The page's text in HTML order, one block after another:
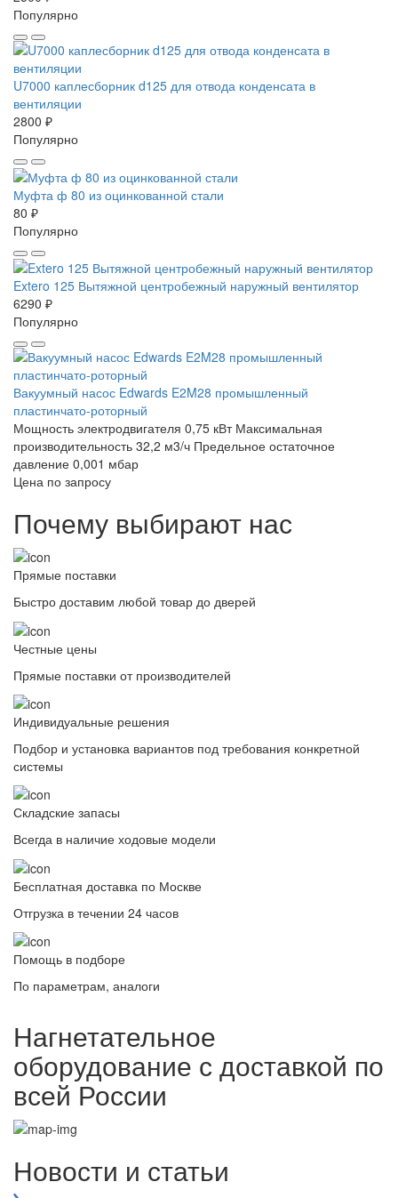
Популярно
U7000 каплесборник d125 для отвода конденсата в
вентиляции
2800 ₽
Популярно
Муфта ф 80 из оцинкованной стали
80 ₽
Популярно
Extero 125 Вытяжной центробежный наружный вентилятор
6290 ₽
Популярно
Вакуумный насос Edwards E2M28 промышленный
пластинчато-роторный
Мощность электродвигателя 0,75 кВт Максимальная
производительность 32,2 м3/ч Предельное остаточное
давление 0,001 мбар
Цена по запросу
Почему выбирают нас
Прямые поставки
Быстро доставим любой товар до дверей
Честные цены
Прямые поставки от производителей
Индивидуальные решения
Подбор и установка вариантов под требования конкретной
системы
Складские запасы
Всегда в наличие ходовые модели
Бесплатная доставка по Москве
Отгрузка в течении 24 часов
Помощь в подборе
По параметрам, аналоги
Нагнетательное
оборудование с доставкой по
всей России
Новости и статьи